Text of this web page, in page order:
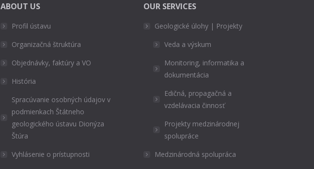
ABOUT US
Profil ústavu
Organizačná štruktúra
Objednávky, faktúry a VO
História
Spracúvanie osobných údajov v
podmienkach Štátneho
geologického ústavu Dionýza
Štúra
Vyhlásenie o prístupnosti
OUR SERVICES
Geologické úlohy | Projekty
Veda a výskum
Monitoring, informatika a
dokumentácia
Edičná, propagačná a
vzdelávacia činnosť
Projekty medzinárodnej
spolupráce
Medzinárodná spolupráca